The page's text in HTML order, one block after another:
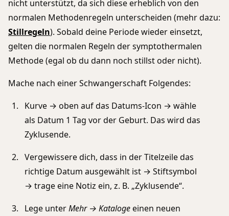
nicht unterstützt, da sich diese erheblich von den
normalen Methodenregeln unterscheiden (mehr dazu:
Stillregeln). Sobald deine Periode wieder einsetzt,
gelten die normalen Regeln der symptothermalen
Methode (egal ob du dann noch stillst oder nicht).
Mache nach einer Schwangerschaft Folgendes:
Kurve → oben auf das Datums-Icon → wähle
als Datum 1 Tag vor der Geburt. Das wird das
Zyklusende.
Vergewissere dich, dass in der Titelzeile das
richtige Datum ausgewählt ist → Stiftsymbol
→ trage eine Notiz ein, z. B. „Zyklusende“.
Lege unterMehr → Katalogeeinen neuen